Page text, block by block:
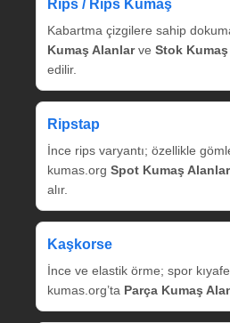
Rips / Rips Kumaş
Kabartma çizgilere sahip
Kumaş Alanlarve Stok
edilir.
Ripstap
İnce rips varyantı; özellikle
kumas.org Spot Kumaş Alanlar
alır.
Kaşkorse
İnce ve elastik örme; spor
kumas.org’ta Parça Kumaş